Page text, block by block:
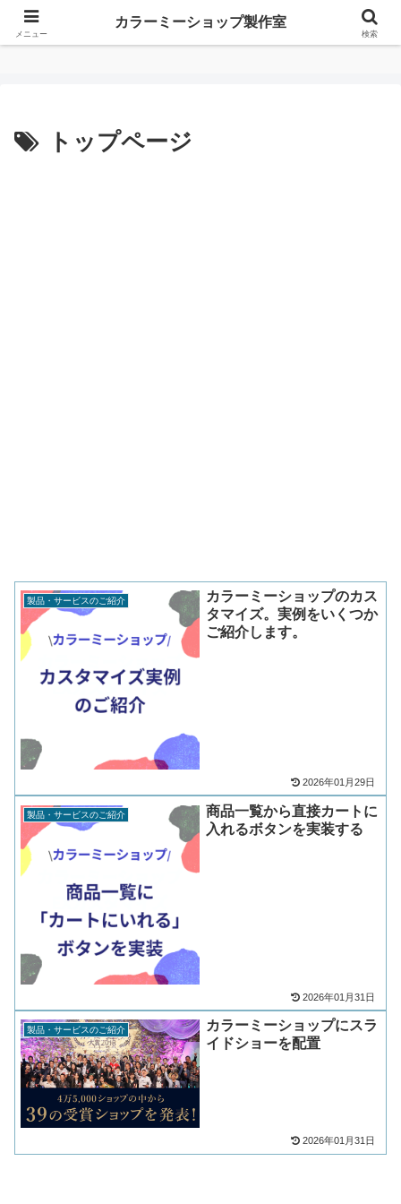
カラーミーショップ製作室
トップページ
製品・サービスのご紹介
カラーミーショップのカス
タマイズ。実例をいくつか
ご紹介します。
2026年01月29日
製品・サービスのご紹介
商品一覧から直接カートに
入れるボタンを実装する
2026年01月31日
製品・サービスのご紹介
カラーミーショップにスラ
イドショーを配置
2026年01月31日
メニュー
カラーミーショップ製作室
検索